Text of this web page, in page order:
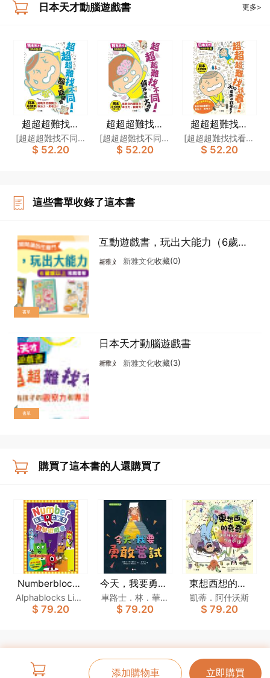
添加購物車 立即購買
[超超超難找找看！
裏？]製作委員會
日本天才動腦遊戲書 更多>
超超超難找不
同！腦潛能開發
[日本天才動腦遊
[超超超難找不同！
腦潛能開發]製作委
$ 52.20
超超超難找不
同！偵探頭腦大
考驗[日本天才動
[超超超難找不同！
偵探頭腦大考驗]製
$ 52.20
超超超難找找
看！300個失物
在哪裏？[日本天
[超超超難找找看！
300個失物在哪
$ 52.20
這些書單收錄了這本書
書單
互動遊戲書，玩出大能力（6歲或
以上）新雅文化收藏(0)
書單
日本天才動腦遊戲書
新雅文化收藏(3)
購買了這本書的人還購買了
Numberblocks
數學遊戲書
Alphablocks Limit
ed
$ 79.20
今天，我要勇敢
嘗試[新雅．繪
本館]
車路士．林．華萊
士
$ 79.20
東想西想的奇
奇：讓忙碌的小
腦袋學會表達！
凱蒂．阿什沃斯
$ 79.20